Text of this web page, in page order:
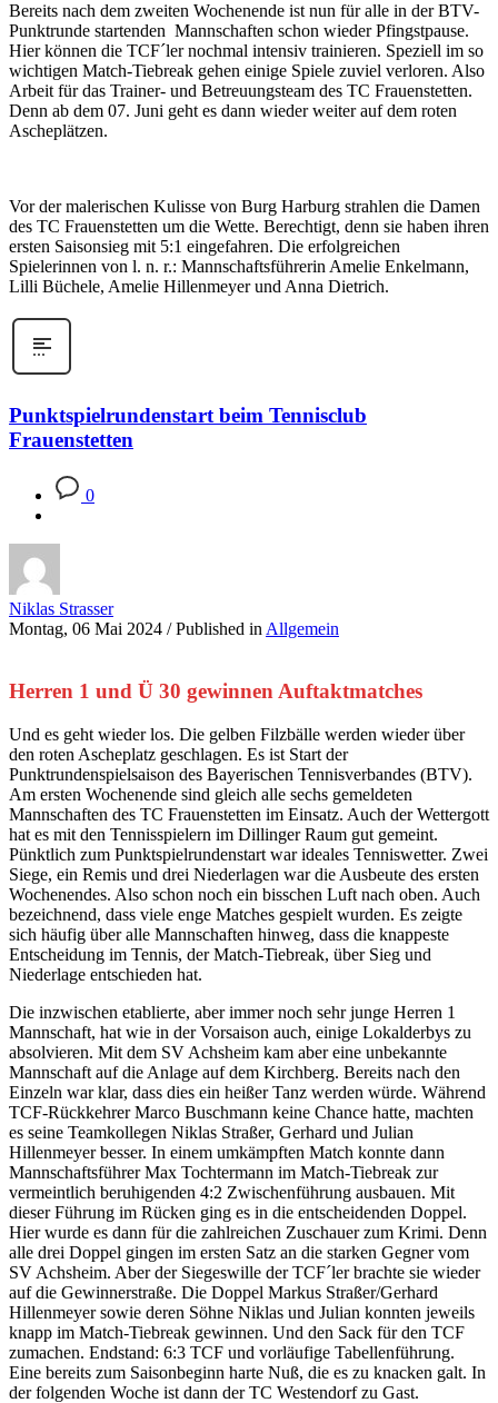
Bereits nach dem zweiten Wochenende ist nun für alle in der BTV-
Punktrunde startenden Mannschaften schon wieder Pfingstpause.
Hier können die TCF´ler nochmal intensiv trainieren. Speziell im so
wichtigen Match-Tiebreak gehen einige Spiele zuviel verloren. Also
Arbeit für das Trainer- und Betreuungsteam des TC Frauenstetten.
Denn ab dem 07. Juni geht es dann wieder weiter auf dem roten
Ascheplätzen.
Vor der malerischen Kulisse von Burg Harburg strahlen die Damen
des TC Frauenstetten um die Wette. Berechtigt, denn sie haben ihren
ersten Saisonsieg mit 5:1 eingefahren. Die erfolgreichen
Spielerinnen von l. n. r.: Mannschaftsführerin Amelie Enkelmann,
Lilli Büchele, Amelie Hillenmeyer und Anna Dietrich.
Punktspielrundenstart beim Tennisclub
Frauenstetten
0
Niklas Strasser
Montag, 06 Mai 2024 / Published in Allgemein
Herren 1 und Ü 30 gewinnen Auftaktmatches
Und es geht wieder los. Die gelben Filzbälle werden wieder über
den roten Ascheplatz geschlagen. Es ist Start der
Punktrundenspielsaison des Bayerischen Tennisverbandes (BTV).
Am ersten Wochenende sind gleich alle sechs gemeldeten
Mannschaften des TC Frauenstetten im Einsatz. Auch der Wettergott
hat es mit den Tennisspielern im Dillinger Raum gut gemeint.
Pünktlich zum Punktspielrundenstart war ideales Tenniswetter. Zwei
Siege, ein Remis und drei Niederlagen war die Ausbeute des ersten
Wochenendes. Also schon noch ein bisschen Luft nach oben. Auch
bezeichnend, dass viele enge Matches gespielt wurden. Es zeigte
sich häufig über alle Mannschaften hinweg, dass die knappeste
Entscheidung im Tennis, der Match-Tiebreak, über Sieg und
Niederlage entschieden hat.
Die inzwischen etablierte, aber immer noch sehr junge Herren 1
Mannschaft, hat wie in der Vorsaison auch, einige Lokalderbys zu
absolvieren. Mit dem SV Achsheim kam aber eine unbekannte
Mannschaft auf die Anlage auf dem Kirchberg. Bereits nach den
Einzeln war klar, dass dies ein heißer Tanz werden würde. Während
TCF-Rückkehrer Marco Buschmann keine Chance hatte, machten
es seine Teamkollegen Niklas Straßer, Gerhard und Julian
Hillenmeyer besser. In einem umkämpften Match konnte dann
Mannschaftsführer Max Tochtermann im Match-Tiebreak zur
vermeintlich beruhigenden 4:2 Zwischenführung ausbauen. Mit
dieser Führung im Rücken ging es in die entscheidenden Doppel.
Hier wurde es dann für die zahlreichen Zuschauer zum Krimi. Denn
alle drei Doppel gingen im ersten Satz an die starken Gegner vom
SV Achsheim. Aber der Siegeswille der TCF´ler brachte sie wieder
auf die Gewinnerstraße. Die Doppel Markus Straßer/Gerhard
Hillenmeyer sowie deren Söhne Niklas und Julian konnten jeweils
knapp im Match-Tiebreak gewinnen. Und den Sack für den TCF
zumachen. Endstand: 6:3 TCF und vorläufige Tabellenführung.
Eine bereits zum Saisonbeginn harte Nuß, die es zu knacken galt. In
der folgenden Woche ist dann der TC Westendorf zu Gast.